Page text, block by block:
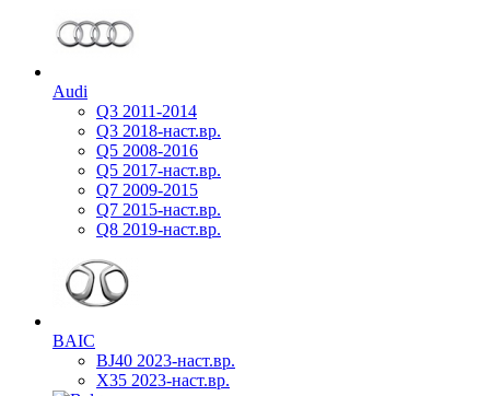
Audi
Q3 2011-2014
Q3 2018-наст.вр.
Q5 2008-2016
Q5 2017-наст.вр.
Q7 2009-2015
Q7 2015-наст.вр.
Q8 2019-наст.вр.
BAIC
BJ40 2023-наст.вр.
X35 2023-наст.вр.